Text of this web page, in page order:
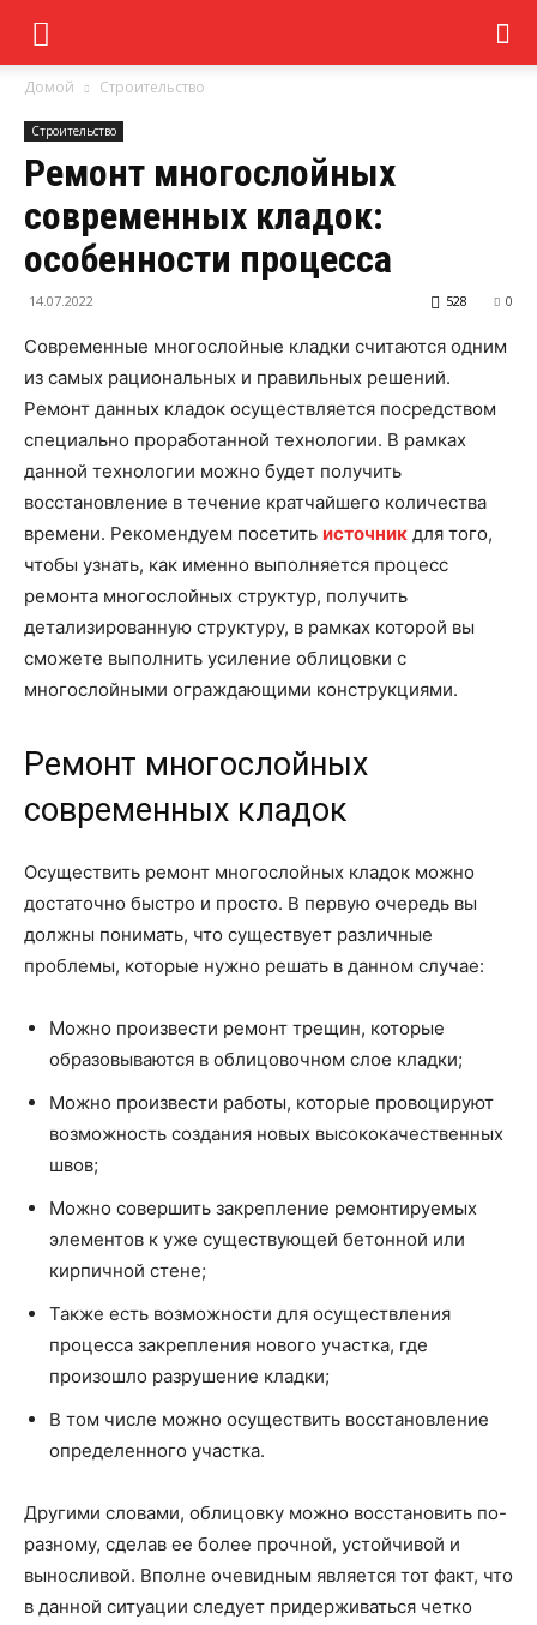
Домой Строительство
Строительство
Ремонт многослойных
современных кладок:
особенности процесса
14.07.2022 0
528
Современные многослойные кладки считаются одним
из самых рациональных и правильных решений.
Ремонт данных кладок осуществляется посредством
специально проработанной технологии. В рамках
данной технологии можно будет получить
восстановление в течение кратчайшего количества
времени. Рекомендуем посетить источник для того,
чтобы узнать, как именно выполняется процесс
ремонта многослойных структур, получить
детализированную структуру, в рамках которой вы
сможете выполнить усиление облицовки с
многослойными ограждающими конструкциями.
Ремонт многослойных
современных кладок
Осуществить ремонт многослойных кладок можно
достаточно быстро и просто. В первую очередь вы
должны понимать, что существует различные
проблемы, которые нужно решать в данном случае:
Можно произвести ремонт трещин, которые
образовываются в облицовочном слое кладки;
Можно произвести работы, которые провоцируют
возможность создания новых высококачественных
швов;
Можно совершить закрепление ремонтируемых
элементов к уже существующей бетонной или
кирпичной стене;
Также есть возможности для осуществления
процесса закрепления нового участка, где
произошло разрушение кладки;
В том числе можно осуществить восстановление
определенного участка.
Другими словами, облицовку можно восстановить по-
разному, сделав ее более прочной, устойчивой и
выносливой. Вполне очевидным является тот факт, что
в данной ситуации следует придерживаться четко